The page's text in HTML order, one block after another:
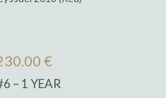
€
– 1 YEAR